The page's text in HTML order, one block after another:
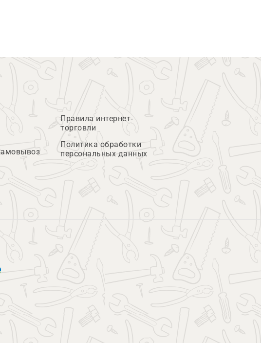
Правила интернет-
торговли
Политика обработки
персональных данных